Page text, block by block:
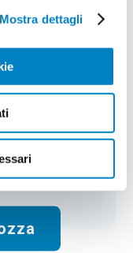
Mostra dettagli
Quantità:
50
Gratis
€326.50+ IVA